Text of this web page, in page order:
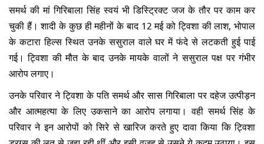
समर्थ की मां गिरिबाला सिंह स्वयं भी डिस्ट्रिक्ट जज के तौर पर काम कर
चुकी हैं। शादी के कुछ ही महीनों के बाद 12 मई को ट्विशा की लाश, भोपाल
के कटारा हिल्स स्थित उनके ससुराल वाले घर में फंदे से लटकती हुई पाई
गई। ट्विशा की मौत के बाद उनके मायके वालों ने ससुराल पक्ष पर गंभीर
आरोप लगाए।
उनके परिवार ने ट्विशा के पति समर्थ और सास गिरिबाला पर दहेज उत्पीड़न
और आत्महत्या के लिए उकसाने का आरोप लगाया। वही समर्थ सिंह के
परिवार ने इन आरोपों को सिरे से खारिज करते हुए दावा किया कि ट्विशा